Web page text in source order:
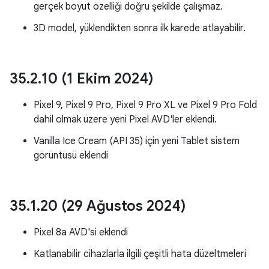
gerçek boyut özelliği doğru şekilde çalışmaz.
3D model, yüklendikten sonra ilk karede atlayabilir.
35.2.10 (1 Ekim 2024)
Pixel 9, Pixel 9 Pro, Pixel 9 Pro XL ve Pixel 9 Pro Fold
dahil olmak üzere yeni Pixel AVD'ler eklendi.
Vanilla Ice Cream (API 35) için yeni Tablet sistem
görüntüsü eklendi
35.1.20 (29 Ağustos 2024)
Pixel 8a AVD'si eklendi
Katlanabilir cihazlarla ilgili çeşitli hata düzeltmeleri